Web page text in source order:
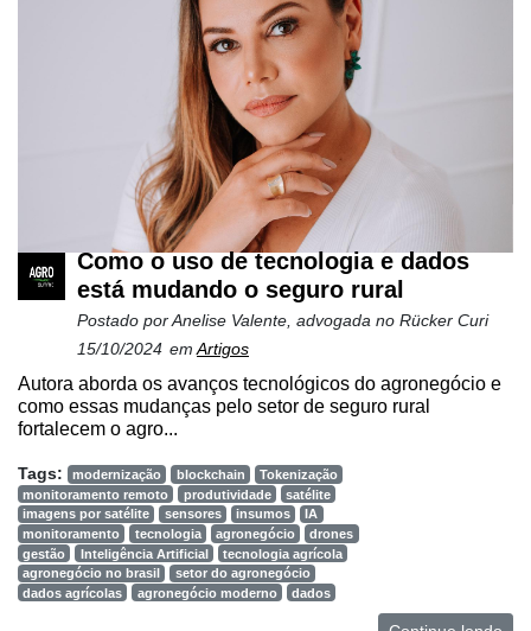
Como o uso de tecnologia e dados
está mudando o seguro rural
Postado porAnelise Valente, advogada no Rücker Curi
15/10/2024 em Artigos
Autora aborda os avanços tecnológicos do agronegócio e
como essas mudanças pelo setor de seguro rural
fortalecem o agro...
Tags: modernização blockchain
Tokenização
monitoramento remoto
produtividade
satélite
imagens por satélite
sensores insumos
IA
monitoramento
tecnologia agronegócio
drones
gestão
Inteligência Artificial
tecnologia agrícola
agronegócio no brasil
setor do agronegócio
dados agrícolas
agronegócio moderno dados